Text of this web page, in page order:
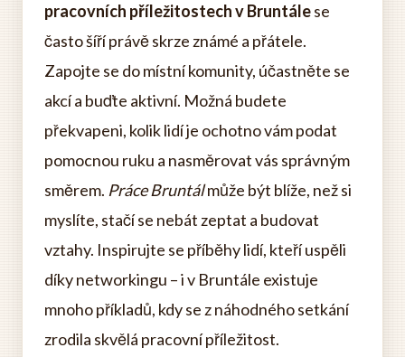
pracovních příležitostech v Bruntálese
často šíří právě skrze známé a přátele.
Zapojte se do místní komunity, účastněte se
akcí a buďte aktivní. Možná budete
překvapeni, kolik lidí je ochotno vám podat
pomocnou ruku a nasměrovat vás správným
směrem. Práce Bruntálmůže být blíže, než si
myslíte, stačí se nebát zeptat a budovat
vztahy. Inspirujte se příběhy lidí, kteří uspěli
díky networkingu – i v Bruntále existuje
mnoho příkladů, kdy se z náhodného setkání
zrodila skvělá pracovní příležitost.